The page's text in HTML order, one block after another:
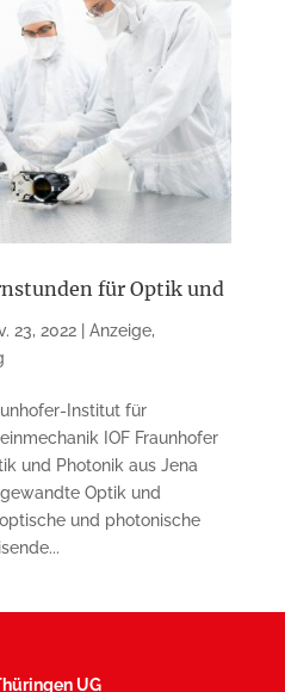
für Optik und
23, 2022| Anzeige,
Institut für
IOF Fraunhofer
und Photonik aus Jena
Optik und
und photonische
UG